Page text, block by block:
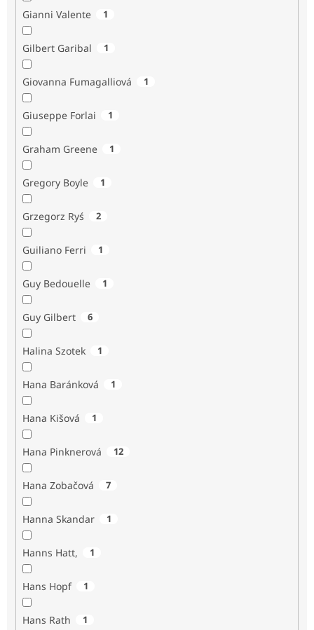
Gianni Valente 1
Gilbert Garibal 1
Giovanna Fumagalliová 1
Giuseppe Forlai 1
Graham Greene 1
Gregory Boyle 1
Grzegorz Ryś 2
Guiliano Ferri 1
Guy Bedouelle 1
Guy Gilbert 6
Halina Szotek 1
Hana Baránková 1
Hana Kišová 1
Hana Pinknerová 12
Hana Zobačová 7
Hanna Skandar 1
Hanns Hatt, 1
Hans Hopf 1
Hans Rath 1